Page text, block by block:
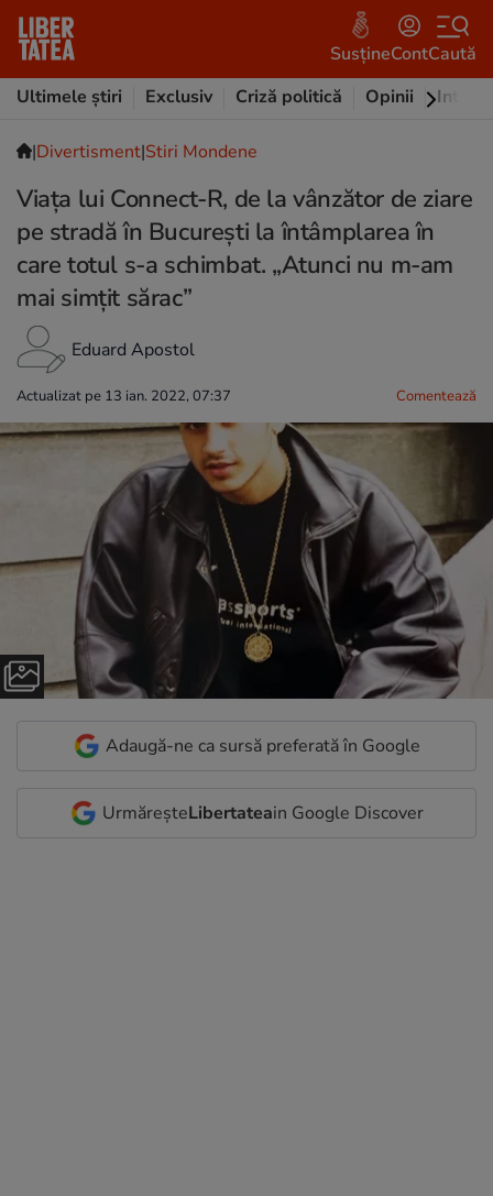
SusțineContCaută
Ultimele știri
Exclusiv Criză politică Opinii
|Divertisment|Stiri Mondene
Viața lui Connect-R, de la vânzător de ziare
pe stradă în București la întâmplarea în
care totul s-a schimbat. „Atunci nu m-am
mai simțit sărac”
Eduard Apostol
Actualizat pe 13 ian. 2022, 07:37 Comentează
Adaugă-ne ca sursă preferată în Google
UrmăreșteLibertateain Google Discover